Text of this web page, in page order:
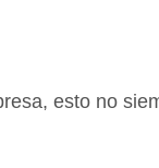
esto no